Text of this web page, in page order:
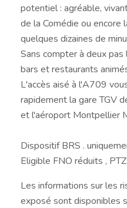
potentiel : agréable,
de la Comédie ou encore
quelques dizaines de
Sans compter à deux
bars et restaurants
L'accès aisé à l'A709
rapidement la gare TGV
et l'aéroport Montpellier
Dispositif BRS .
Eligible FNO réduits ,
Les informations sur les
exposé sont disponibles